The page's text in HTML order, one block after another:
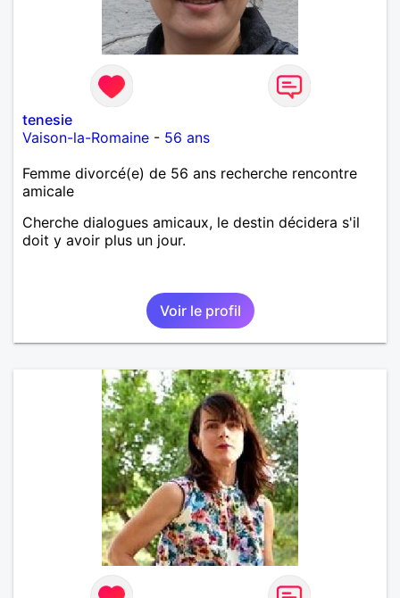
tenesie
Vaison-la-Romaine - 56 ans
Femme divorcé(e) de 56 ans recherche rencontre
amicale
Cherche dialogues amicaux, le destin décidera s'il
doit y avoir plus un jour.
Voir le profil